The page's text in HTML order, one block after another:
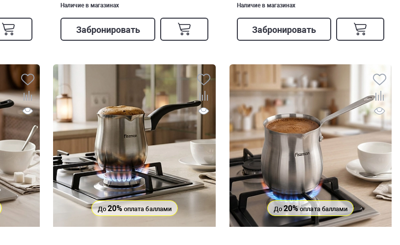
Наличие в магазинах
Забронировать
Наличие в магазинах
Забронировать
До20% оплата баллами До20%оплата баллами